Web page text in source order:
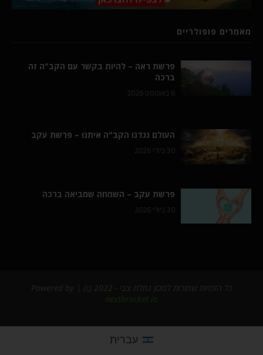
מאמרים פופולריים
פרשת ראה – להיות בקשר עם הקב"ה זה
ברכה
העולם נגדנו הקב"ה איתנו – פרשת עקב
פרשת עקב – השמחה שמביאה ברכה
nextbracket.io
עברית